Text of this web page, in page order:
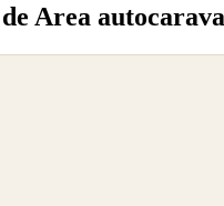
Area